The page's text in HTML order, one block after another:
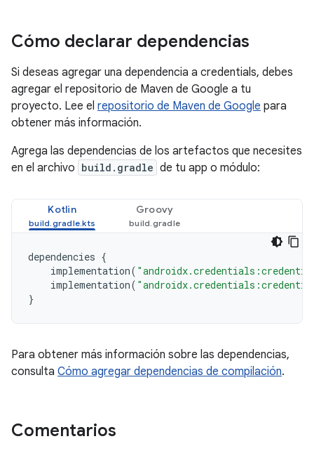
Cómo declarar dependencias
Si deseas agregar una dependencia a credentials, debes
agregar el repositorio de Maven de Google a tu
proyecto. Lee el repositorio de Maven de Google para
obtener más información.
Agrega las dependencias de los artefactos que necesites
en el archivo build.gradle de tu app o módulo:
Kotlin Groovy
dependencies {
implementation(
implementation(
}
Para obtener más información sobre las dependencias,
consulta Cómo agregar dependencias de compilación.
Comentarios